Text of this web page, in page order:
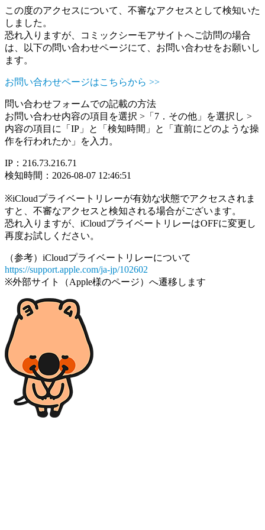
この度のアクセスについて、不審なアクセスとして検知いた
しました。
恐れ入りますが、コミックシーモアサイトへご訪問の場合
は、以下の問い合わせページにて、お問い合わせをお願いし
ます。
お問い合わせページはこちらから >>
問い合わせフォームでの記載の方法
お問い合わせ内容の項目を選択 >「7．その他」を選択し >
内容の項目に「IP」と「検知時間」と「直前にどのような操
作を行われたか」を入力。
IP：216.73.216.71
検知時間：2026-08-07 12:46:51
※iCloudプライベートリレーが有効な状態でアクセスされま
すと、不審なアクセスと検知される場合がございます。
恐れ入りますが、iCloudプライベートリレーはOFFに変更し
再度お試しください。
（参考）iCloudプライベートリレーについて
https://support.apple.com/ja-jp/102602
※外部サイト（Apple様のページ）へ遷移します